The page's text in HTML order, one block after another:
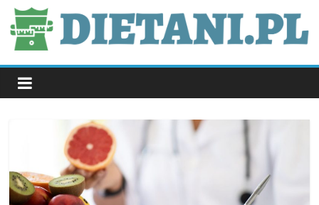
Skip
to
content
dietani.pl